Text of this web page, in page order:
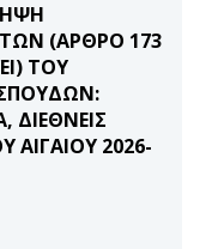
(ΑΡΘΡΟ 173
ΤΟΥ
ΔΙΕΘΝΕΙΣ
ΑΙΓΑΙΟΥ 2026-